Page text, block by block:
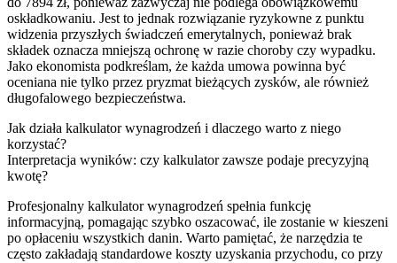
oskładkowaniu. Jest to jednak rozwiązanie ryzykowne z punktu
widzenia przyszłych świadczeń emerytalnych, ponieważ brak
składek oznacza mniejszą ochronę w razie choroby czy wypadku.
Jako ekonomista podkreślam, że każda umowa powinna być
oceniana nie tylko przez pryzmat bieżących zysków, ale również
długofalowego bezpieczeństwa.
Jak działa kalkulator wynagrodzeń i dlaczego warto z niego
korzystać?
Interpretacja wyników: czy kalkulator zawsze podaje precyzyjną
kwotę?
Profesjonalny kalkulator wynagrodzeń spełnia funkcję
informacyjną, pomagając szybko oszacować, ile zostanie w kieszeni
po opłaceniu wszystkich danin. Warto pamiętać, że narzędzia te
często zakładają standardowe koszty uzyskania przychodu, co przy